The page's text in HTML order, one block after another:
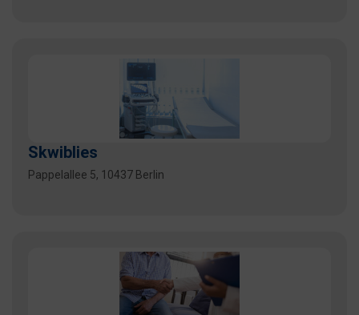
Skwiblies
Pappelallee 5, 10437 Berlin